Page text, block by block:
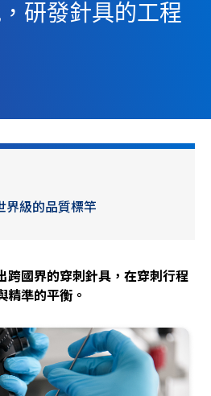
研發針具的工程
界級的品質標竿
跨國界的穿刺針具，在穿刺行程
精準的平衡。